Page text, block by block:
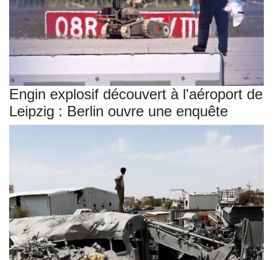
Engin explosif découvert à l'aéroport de
Leipzig : Berlin ouvre une enquête